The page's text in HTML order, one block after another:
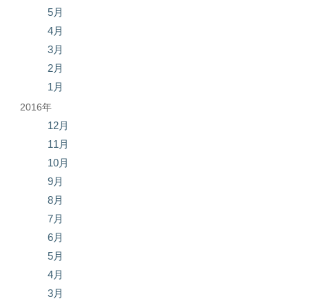
5月
4月
3月
2月
1月
2016年
12月
11月
10月
9月
8月
7月
6月
5月
4月
3月